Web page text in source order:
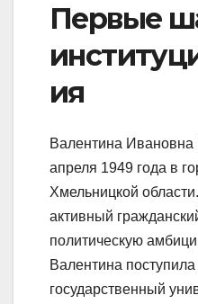
Первые
ия
Валентина Ивановна
апреля 1949 года в
Хмельницкой
активный
политическую
Валентина
государственный